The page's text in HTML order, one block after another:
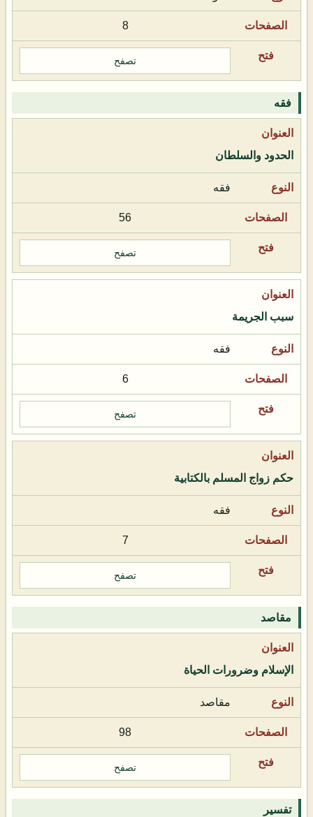
8
تصفح
فقه
الحدود والسلطان
فقه
56
تصفح
سبب الجريمة
فقه
6
تصفح
حكم زواج المسلم بالكتابية
فقه
7
تصفح
مقاصد
الإسلام وضرورات الحياة
مقاصد
98
تصفح
تفسير